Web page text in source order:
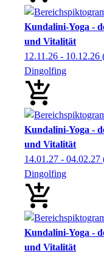
Kundalini-Yoga -
und Vitalität
12.11.26 - 10.12.26
Dingolfing
Kundalini-Yoga -
und Vitalität
14.01.27 - 04.02.27
Dingolfing
Kundalini-Yoga -
und Vitalität